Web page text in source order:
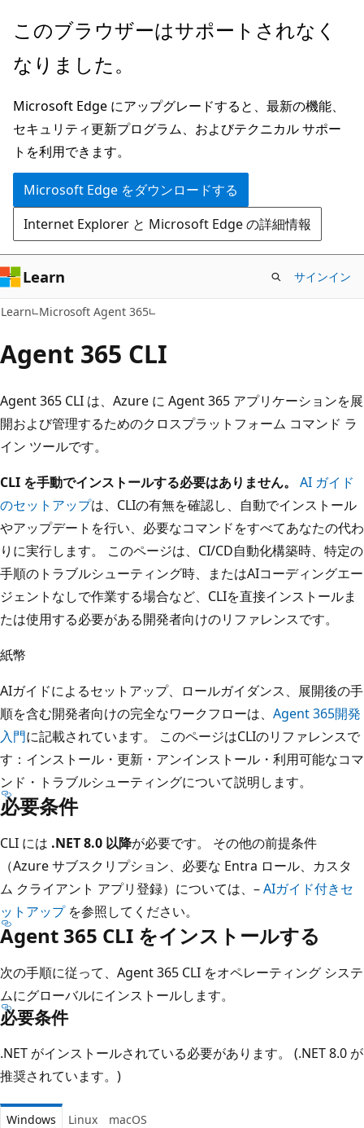
メ
ン
ン
テ
ン
ツ
に
ス
キ
ッ
プ
このブラウザーはサポートされなく
なりました。
Microsoft Edge にアップグレードすると、最新の機能、
セキュリティ更新プログラム、およびテクニカル サポー
トを利用できます。
Microsoft Edge をダウンロードする
Internet Explorer と Microsoft Edge の詳細情報
Learn サインイン
Learn Microsoft Agent 365
Agent 365 CLI
Agent 365 CLI は、Azure に Agent 365 アプリケーションを展
開および管理するためのクロスプラットフォーム コマンド ラ
イン ツールです。
CLI を手動でインストールする必要はありません。
AI ガイド
のセットアップは、CLIの有無を確認し、自動でインストール
やアップデートを行い、必要なコマンドをすべてあなたの代わ
りに実行します。 このページは、CI/CD自動化構築時、特定の
手順のトラブルシューティング時、またはAIコーディングエー
ジェントなしで作業する場合など、CLIを直接インストールま
たは使用する必要がある開発者向けのリファレンスです。
紙幣
AIガイドによるセットアップ、ロールガイダンス、展開後の手
順を含む開発者向けの完全なワークフローは、 Agent 365開発
入門に記載されています。 このページはCLIのリファレンスで
す：インストール・更新・アンインストール・利用可能なコマ
ンド・トラブルシューティングについて説明します。
必要条件
CLI には .NET 8.0 以降が必要です。 その他の前提条件
（Azure サブスクリプション、必要な Entra ロール、カスタ
ム クライアント アプリ登録）については、–AIガイド付きセ
ットアップを参照してください。
Agent 365 CLI をインストールする
次の手順に従って、Agent 365 CLI をオペレーティング システ
ムにグローバルにインストールします。
必要条件
.NET がインストールされている必要があります。 (.NET 8.0 が
推奨されています。)
Windows Linux macOS